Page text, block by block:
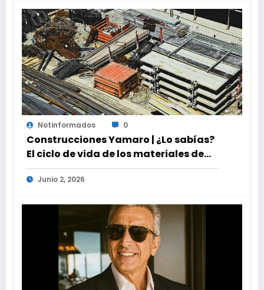
Notinformados 0
Construcciones Yamaro | ¿Lo sabías?
El ciclo de vida de los materiales de
construcción revoluciona eficiencia
en proyectos modernos
Junio 2, 2026